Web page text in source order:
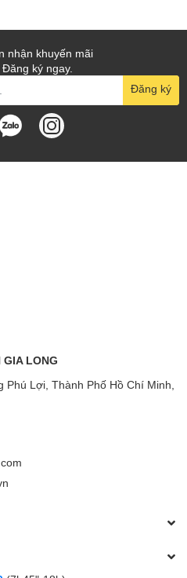
nhận khuyến mãi
ký ngay.
Đăng ký
GIA LONG
Lợi, Thành Phố Hồ Chí Minh,